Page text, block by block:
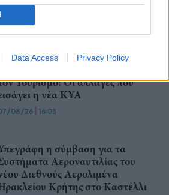
Data Access Privacy Policy
του Μετρό
προς την
Τουρισμό: Οι αλλαγές που
η νέα ΚΥΑ
08/26 | 16:03
η σύμβαση για τα
Αεροναυτιλίας του
Διεθνούς Αερολιμένα
Κρήτης στο Καστέλλι